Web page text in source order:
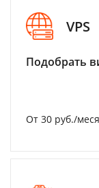
VPS
Подобрать
От 30 руб./